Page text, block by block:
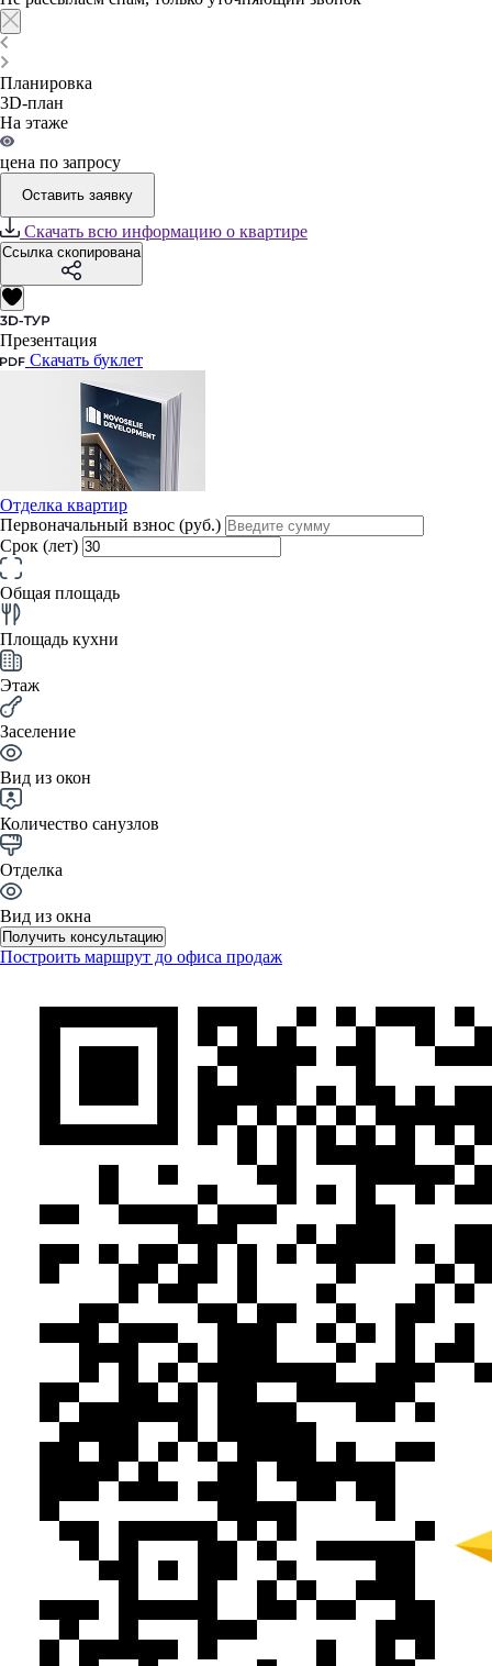
Планировка
3D-план
На этаже
цена по запросу
Оставить заявку
Скачать всю информацию о квартире
Ссылка скопирована
Презентация
Скачать буклет
Отделка квартир
Первоначальный взнос (руб.)
Срок (лет)
Общая площадь
Площадь кухни
Этаж
Заселение
Вид из окон
Количество санузлов
Отделка
Вид из окна
Получить консультацию
Построить маршрут до офиса продаж